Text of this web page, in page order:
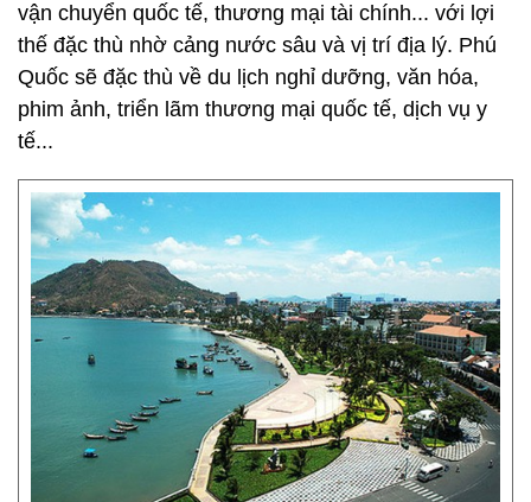
vận chuyển quốc tế, thương mại tài chính... với lợi
thế đặc thù nhờ cảng nước sâu và vị trí địa lý. Phú
Quốc sẽ đặc thù về du lịch nghỉ dưỡng, văn hóa,
phim ảnh, triển lãm thương mại quốc tế, dịch vụ y
tế...